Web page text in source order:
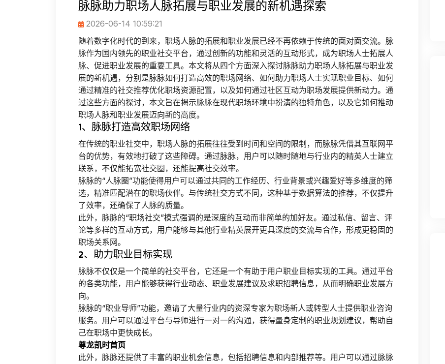
脉脉助力职场人脉拓展与职业发展的新机遇探索
2026-06-14 10:59:21
随着数字化时代的到来，职场人脉的拓展和职业发展已经不再依赖于传统的面对面交流。脉
脉作为国内领先的职业社交平台，通过创新的功能和灵活的互动形式，成为职场人士拓展人
脉、促进职业发展的重要工具。本文将从四个方面深入探讨脉脉助力职场人脉拓展与职业发
展的新机遇，分别是脉脉如何打造高效的职场网络、如何助力职场人士实现职业目标、如何
通过精准的社交推荐优化职场资源配置，以及如何通过社区互动为职场发展提供新动力。通
过这些方面的探讨，本文旨在揭示脉脉在现代职场环境中扮演的独特角色，以及它如何推动
职场人脉和职业发展迈向新的高度。
1、脉脉打造高效职场网络
在传统的职业社交中，职场人脉的拓展往往受到时间和空间的限制，而脉脉凭借其互联网平
台的优势，有效地打破了这些障碍。通过脉脉，用户可以随时随地与行业内的精英人士建立
联系，不仅能拓宽社交圈，还能提高社交效率。
脉脉的“人脉圈”功能使得用户可以通过共同的工作经历、行业背景或兴趣爱好等多维度的筛
选，精准匹配潜在的职场伙伴。与传统社交方式不同，这种基于数据算法的推荐，不仅提升
了效率，还确保了人脉的质量。
此外，脉脉的“职场社交”模式强调的是深度的互动而非简单的加好友。通过私信、留言、评
论等多样的互动方式，用户能够与其他行业精英展开更具深度的交流与合作，形成更稳固的
职场关系网。
2、助力职业目标实现
脉脉不仅仅是一个简单的社交平台，它还是一个有助于用户职业目标实现的工具。通过平台
的各类功能，用户能够获得行业动态、职业发展建议及求职招聘信息，从而明确职业发展方
向。
脉脉的“职业导师”功能，邀请了大量行业内的资深专家为职场新人或转型人士提供职业咨询
服务。用户可以通过平台与导师进行一对一的沟通，获得量身定制的职业规划建议，帮助自
己在职场中更快成长。
尊龙凯时首页
此外，脉脉还提供了丰富的职业机会信息，包括招聘信息和内部推荐等。用户可以通过脉脉